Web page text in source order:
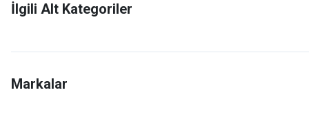
İlgili Alt Kategoriler
Markalar